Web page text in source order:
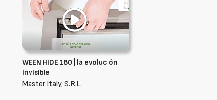
WEEN HIDE 180 | la evolución
invisible
Master Italy, S.R.L.